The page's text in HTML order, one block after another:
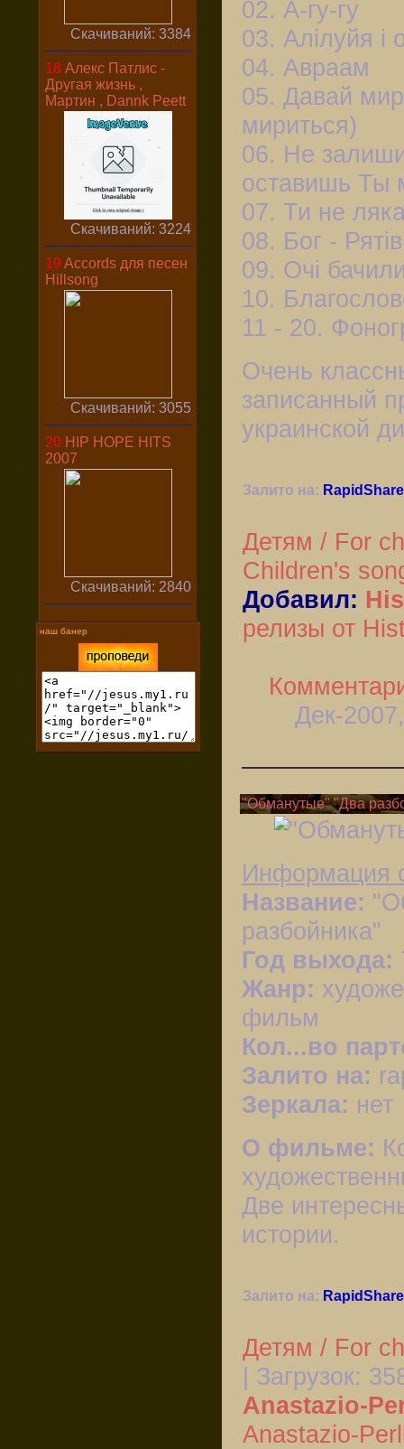
Скачиваний: 3384
18 Алекс Патлис -
Другая жизнь ,
Мартин , Dannk Peett
Скачиваний: 3224
19 Accords для песен
Hillsong
Скачиваний: 3055
20 HIP HOPE HITS
2007
Скачиваний: 2840
наш банер
02. А-гу-гу
03. Алілуйя і
04. Авраам
05. Давай
мириться)
06. Не
оставишь Ты
07. Ти не
08. Бог -
09. Очі
10.
11 - 20.
Очень
записанный
украинской
Залито на: RapidShare
Детям / For
Children's
Добавил:
релизы от
Дек-
"Обманутые" "Два
Информация
Название:
разбойника"
Год выхода:
Жанр:
фильм
Кол...во
Залито на:
Зеркала: нет
О фильме:
Две
истории.
Залито на: RapidShare
Детям / For
| Загрузок:
Anastazio-
Anastazio-